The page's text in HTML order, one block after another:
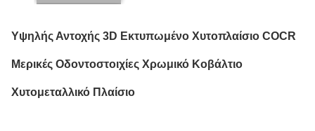
Υψηλής Αντοχής 3D Εκτυπωμένο Χυτοπλαίσιο COCR
Μερικές Οδοντοστοιχίες Χρωμικό Κοβάλτιο
Χυτομεταλλικό Πλαίσιο